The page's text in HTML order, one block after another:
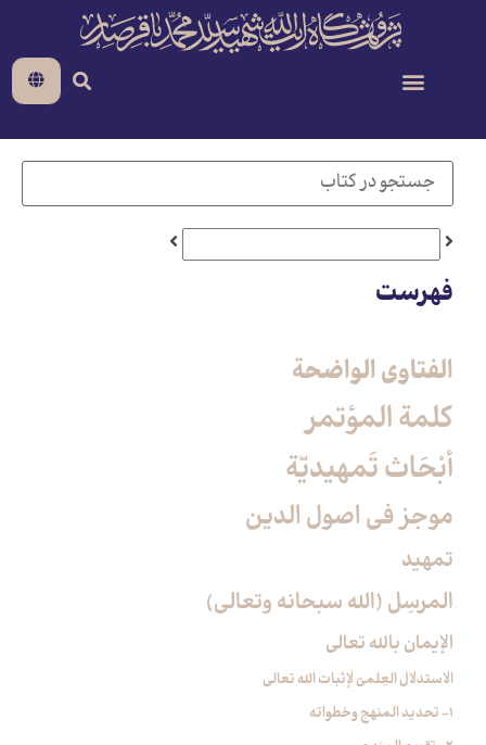
فهرست
الفتاوی الواضحة
كلمة المؤتمر
أبْحَاث تَمهيديّة
موجز في اصول الدين‏
تمهيد
المرسِل (الله سبحانه وتعالى)
الإيمان بالله تعالى‏
الاستدلال العِلميّ لإثبات الله تعالى‏
1- تحديد المنهج وخطواته